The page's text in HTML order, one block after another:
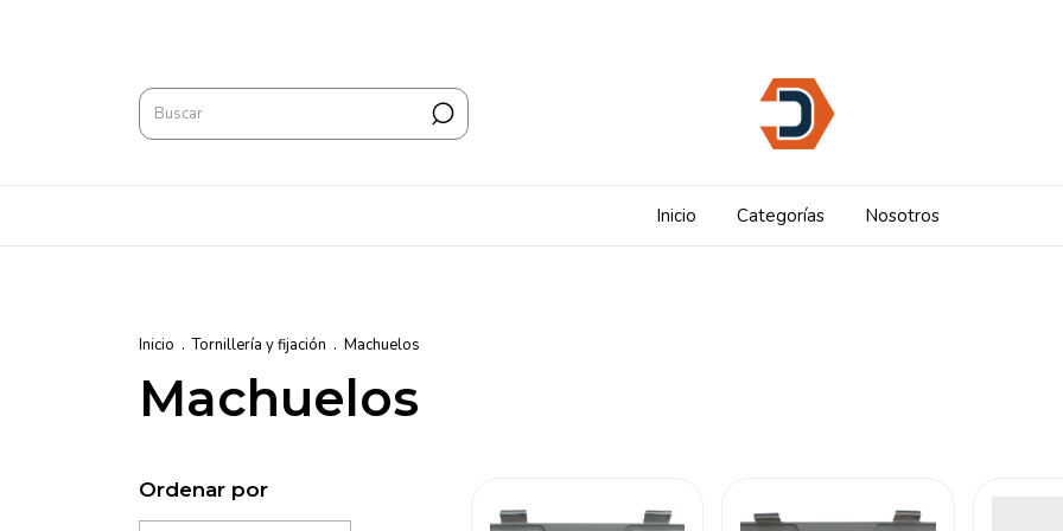
Inicio Categorías Nosotros
Inicio . Tornillería y fijación . Machuelos
Machuelos
Ordenar por